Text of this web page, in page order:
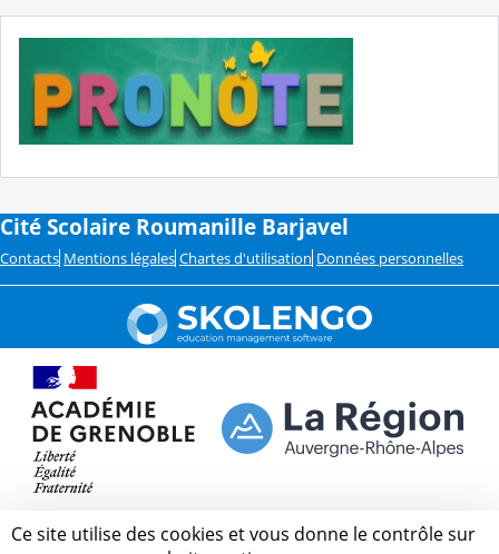
Cité Scolaire Roumanille Barjavel
Contacts Mentions légales Chartes d'utilisation Données personnelles
Ce site utilise des cookies et vous donne le contrôle sur